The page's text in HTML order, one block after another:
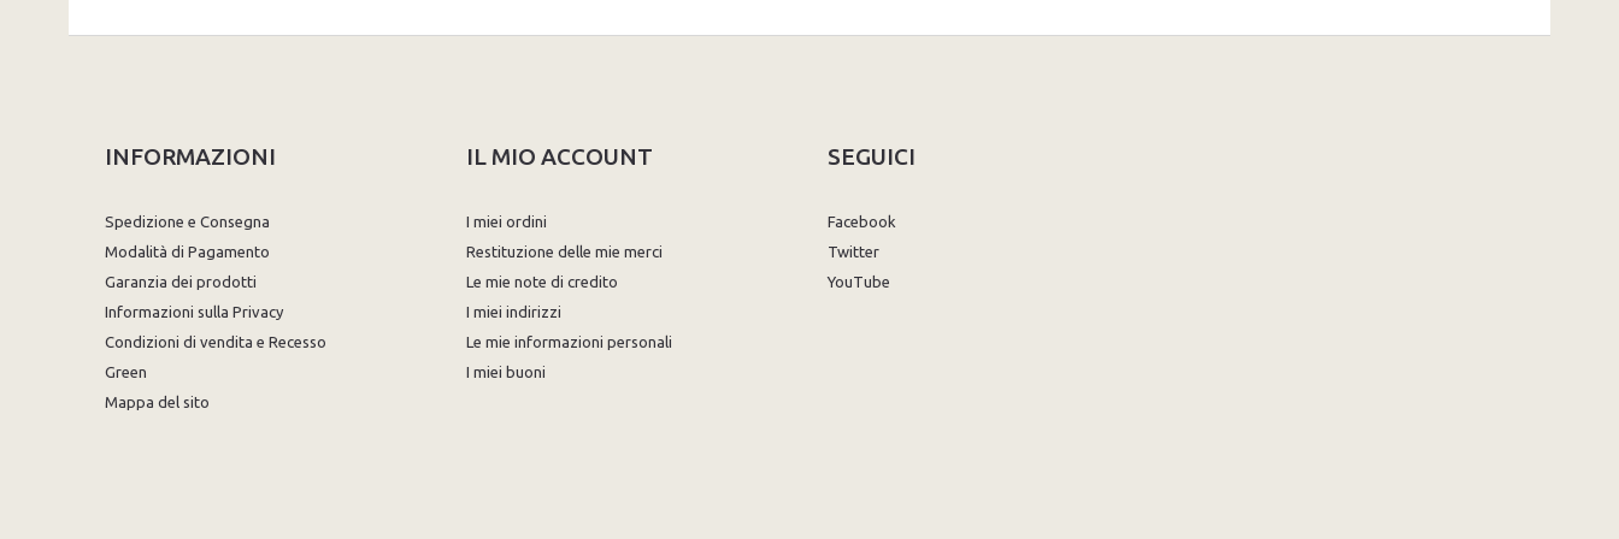
INFORMAZIONI
Spedizione e Consegna
Modalità di Pagamento
Garanzia dei prodotti
Informazioni sulla Privacy
Condizioni di vendita e Recesso
Green
Mappa del sito
IL MIO ACCOUNT
I miei ordini
Restituzione delle mie merci
Le mie note di credito
I miei indirizzi
Le mie informazioni personali
I miei buoni
SEGUICI
Facebook
Twitter
YouTube